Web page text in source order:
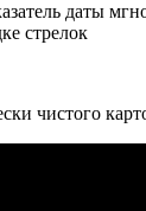
даты
стрелок
чистого